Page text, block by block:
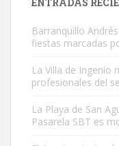
Este gato macho ha
Barranquillo
fiestas marcadas
La Villa de Ingenio
profesionales del
La Playa de San
Pasarela SBT es